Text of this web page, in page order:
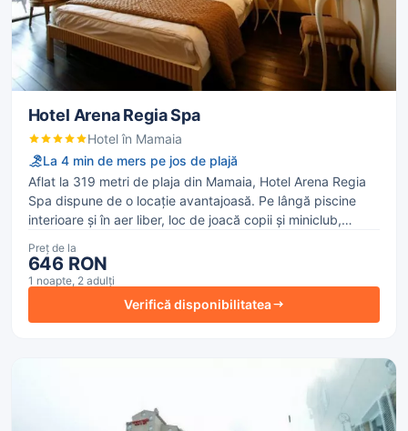
Hotel Arena Regia Spa
Hotel în Mamaia
La 4 min de mers pe jos de plajă
Aflat la 319 metri de plaja din Mamaia, Hotel Arena Regia
Spa dispune de o locație avantajoasă. Pe lângă piscine
interioare şi în aer liber, loc de joacă copii și miniclub,
conferințe, curăţătorie precum și recepție. Internet WiFi
este oferit turiștilor în întreaga proprietate, cu taxă.
Preț de la
646 RON
1 noapte, 2 adulți
Verifică disponibilitatea